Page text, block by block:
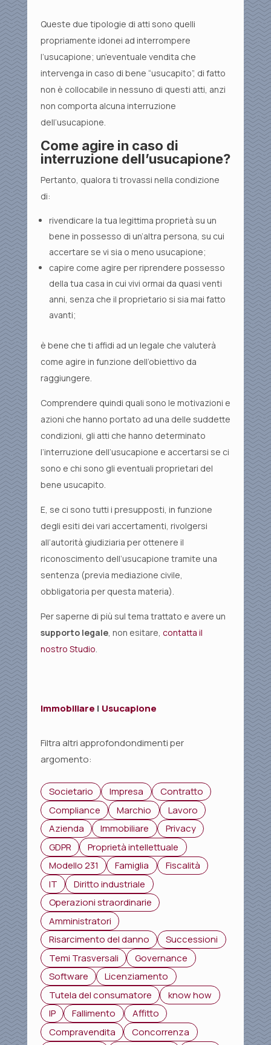
Queste due tipologie di atti sono quelli
propriamente idonei ad interrompere
l’usucapione; un’eventuale vendita che
intervenga in caso di bene “usucapito”, di fatto
non è collocabile in nessuno di questi atti, anzi
non comporta alcuna interruzione
dell’usucapione.
Come agire in caso di
interruzione dell’usucapione?
Pertanto, qualora ti trovassi nella condizione
di:
rivendicare la tua legittima proprietà su un
bene in possesso di un’altra persona, su cui
accertare se vi sia o meno usucapione;
capire come agire per riprendere possesso
della tua casa in cui vivi ormai da quasi venti
anni, senza che il proprietario si sia mai fatto
avanti;
è bene che ti affidi ad un legale che valuterà
come agire in funzione dell’obiettivo da
raggiungere.
Comprendere quindi quali sono le motivazioni e
azioni che hanno portato ad una delle suddette
condizioni, gli atti che hanno determinato
l’interruzione dell’usucapione e accertarsi se ci
sono e chi sono gli eventuali proprietari del
bene usucapito.
E, se ci sono tutti i presupposti, in funzione
degli esiti dei vari accertamenti, rivolgersi
all’autorità giudiziaria per ottenere il
riconoscimento dell’usucapione tramite una
sentenza (previa mediazione civile,
obbligatoria per questa materia).
Per saperne di più sul tema trattato e avere un
supporto legale, non esitare, contatta il
nostro Studio
Immobiliare | Usucapione
Filtra altri approfondondimenti per
argomento:
Societario Impresa
Contratto
Compliance
Marchio
Lavoro
Azienda
Immobiliare
Privacy
GDPR
Proprietà intellettuale
Modello 231
Famiglia
Fiscalità
IT
Diritto industriale
Operazioni straordinarie
Amministratori
Risarcimento del danno
Successioni
Temi Trasversali
Governance
Software
Licenziamento
Tutela del consumatore
know how
IP
Fallimento
Affitto
Compravendita
Concorrenza